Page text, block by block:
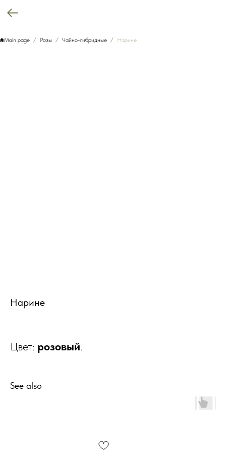
Main page Розы Чайно-гибридные Нарине
Нарине
Цвет: розовый.
See also